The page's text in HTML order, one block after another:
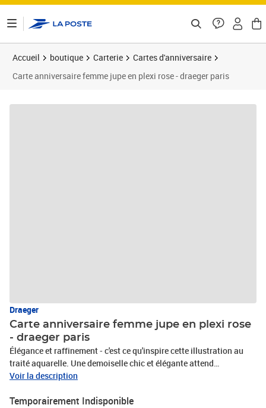
Accueil boutique Carterie
Cartes d'anniversaire
Carte anniversaire femme jupe en plexi rose - draeger paris
Draeger
Carte anniversaire femme jupe en plexi rose
- draeger paris
Élégance et raffinement - c'est ce qu'inspire cette illustration au
traité aquarelle. Une demoiselle chic et élégante attend
timidement d'offrir plein de ballons aux tons pastels pour un
PRODUITDimensions : 12x17 cmCarte certifiée FSCFinition
Voir la description
Temporairement Indisponible